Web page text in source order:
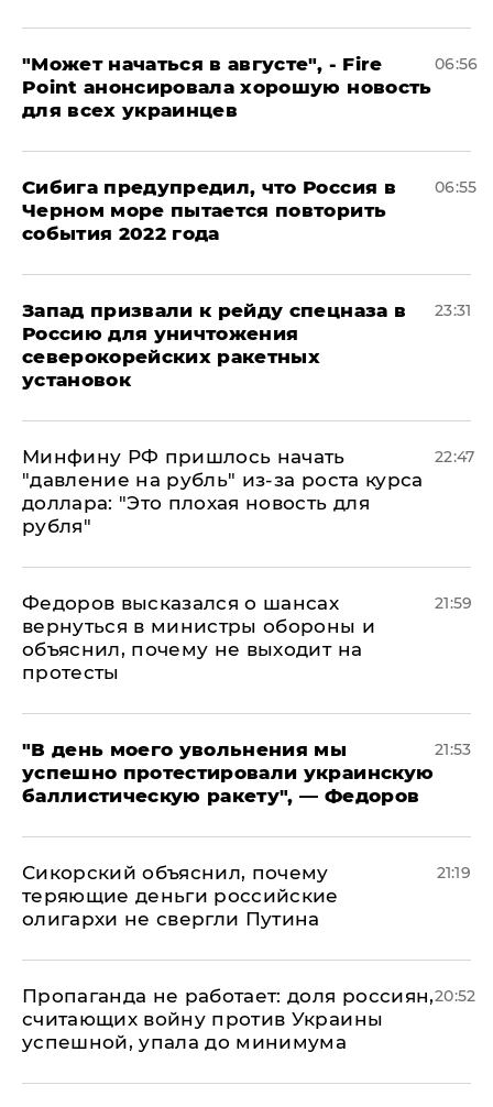
"Может начаться в августе", - Fire
Point анонсировала хорошую новость
для всех украинцев
06:56
Сибига предупредил, что Россия в
Черном море пытается повторить
события 2022 года
06:55
Запад призвали к рейду спецназа в
Россию для уничтожения
северокорейских ракетных
установок
23:31
Минфину РФ пришлось начать
"давление на рубль" из-за роста курса
доллара: "Это плохая новость для
рубля"
22:47
Федоров высказался о шансах
вернуться в министры обороны и
объяснил, почему не выходит на
протесты
21:59
​"В день моего увольнения мы
успешно протестировали украинскую
баллистическую ракету", — Федоров
21:53
Сикорский объяснил, почему
теряющие деньги российские
олигархи не свергли Путина
21:19
​Пропаганда не работает: доля россиян,
считающих войну против Украины
успешной, упала до минимума
20:52